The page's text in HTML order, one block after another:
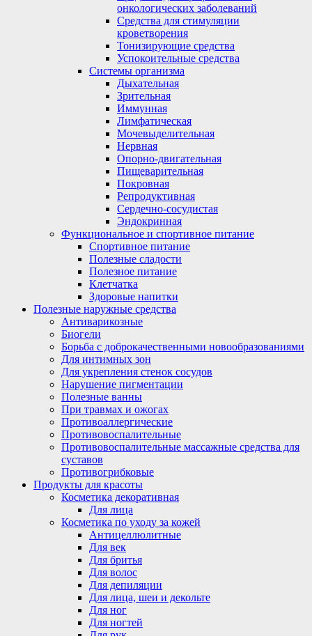
онкологических заболеваний
Средства для стимуляции
кроветворения
Тонизирующие средства
Успокоительные средства
Системы организма
Дыхательная
Зрительная
Иммунная
Лимфатическая
Мочевыделительная
Нервная
Опорно-двигательная
Пищеварительная
Покровная
Репродуктивная
Сердечно-сосудистая
Эндокринная
Функциональное и спортивное питание
Спортивное питание
Полезные сладости
Полезное питание
Клетчатка
Здоровые напитки
Полезные наружные средства
Антиварикозные
Биогели
Борьба с доброкачественными новообразованиями
Для интимных зон
Для укрепления стенок сосудов
Нарушение пигментации
Полезные ванны
При травмах и ожогах
Противоаллергические
Противовоспалительные
Противовоспалительные массажные средства для
суставов
Противогрибковые
Продукты для красоты
Косметика декоративная
Для лица
Косметика по уходу за кожей
Антицеллюлитные
Для век
Для бритья
Для волос
Для депиляции
Для лица, шеи и декольте
Для ног
Для ногтей